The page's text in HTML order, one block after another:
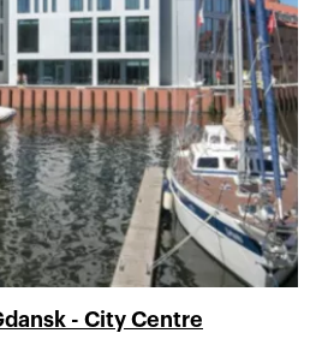
- City Centre